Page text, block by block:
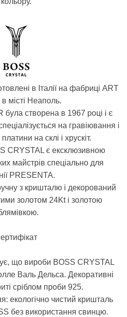
в Італії на фабриці ART
місті Неаполь.
створена в 1967 році і є
на гравіювання і
на склі і хрускіт.
CRYSTAL є ексклюзивною
майстрів спеціально для
PRESENTA.
з кришталю і декорований
золотом 24Kt і золотою
що вироби BOSS CRYSTAL
Валь Дельса. Декоративні
сріблом проби 925.
екологічно чистий кришталь
без використання свинцю.